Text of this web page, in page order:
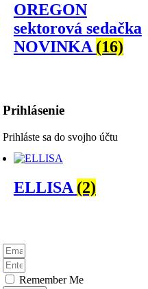
OREGON
sektorová sedačka
NOVINKA(16)
ELLISA (2)
Prihlásenie
Prihláste sa do svojho účtu
Remember Me